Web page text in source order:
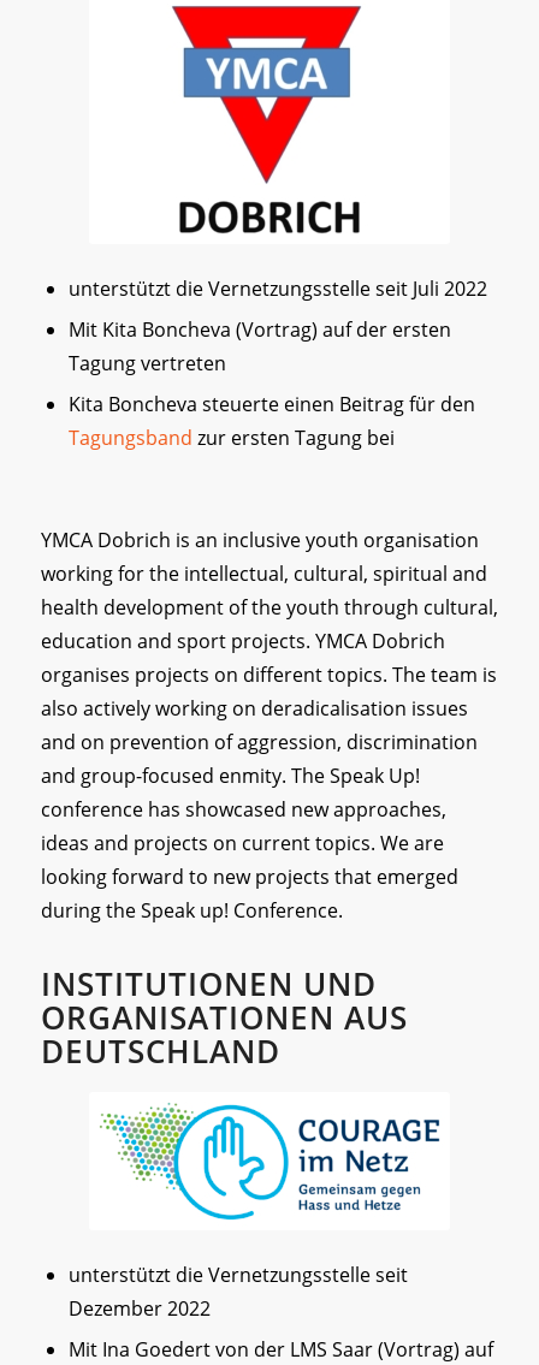
unterstützt die Vernetzungsstelle seit Juli 2022
Mit Kita Boncheva (Vortrag) auf der ersten
Tagung vertreten
Kita Boncheva steuerte einen Beitrag für den
Tagungsband zur ersten Tagung bei
YMCA Dobrich is an inclusive youth organisation
working for the intellectual, cultural, spiritual and
health development of the youth through cultural,
education and sport projects. YMCA Dobrich
organises projects on different topics. The team is
also actively working on deradicalisation issues
and on prevention of aggression, discrimination
and group-focused enmity. The Speak Up!
conference has showcased new approaches,
ideas and projects on current topics. We are
looking forward to new projects that emerged
during the Speak up! Conference.
INSTITUTIONEN UND
ORGANISATIONEN AUS
DEUTSCHLAND
unterstützt die Vernetzungsstelle seit
Dezember 2022
Mit Ina Goedert von der LMS Saar (Vortrag) auf